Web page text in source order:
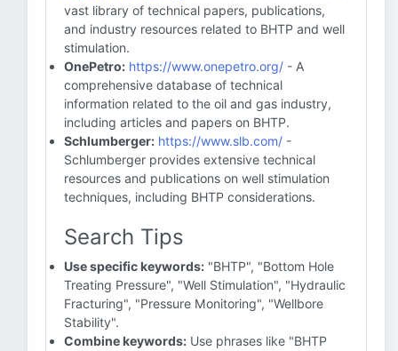
vast library of technical papers, publications,
and industry resources related to BHTP and well
stimulation.
OnePetro: https://www.onepetro.org/ - A
comprehensive database of technical
information related to the oil and gas industry,
including articles and papers on BHTP.
Schlumberger: https://www.slb.com/ -
Schlumberger provides extensive technical
resources and publications on well stimulation
techniques, including BHTP considerations.
Search Tips
Use specific keywords: "BHTP", "Bottom Hole
Treating Pressure", "Well Stimulation", "Hydraulic
Fracturing", "Pressure Monitoring", "Wellbore
Stability".
Combine keywords: Use phrases like "BHTP